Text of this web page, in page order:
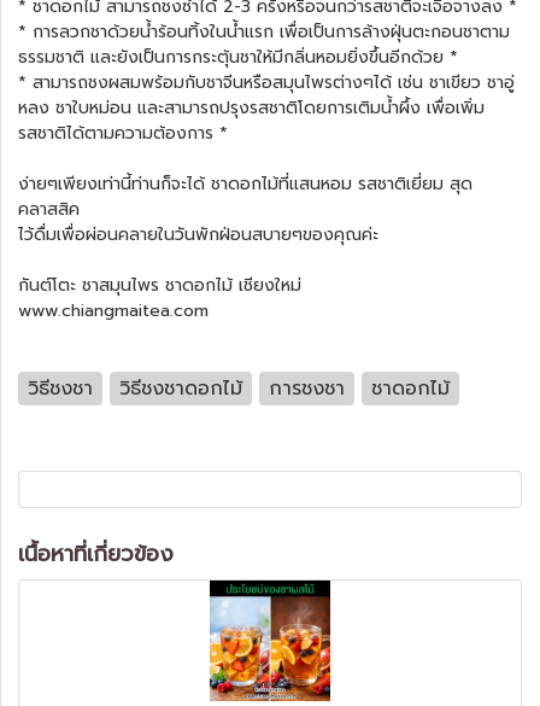
* ชาดอกไม้ สามารถชงซ้ำได้ 2-3 ครั้งหรือจนกว่ารสชาติจะเจือจางลง *
* การลวกชาด้วยน้ำร้อนทิ้งในน้ำแรก เพื่อเป็นการล้างฝุ่นตะกอนชาตาม
ธรรมชาติ และยังเป็นการกระตุ้นชาให้มีกลิ่นหอมยิ่งขึ้นอีกด้วย *
* สามารถชงผสมพร้อมกับชาจีนหรือสมุนไพรต่างๆได้ เช่น ชาเขียว ชาอู่
หลง ชาใบหม่อน และสามารถปรุงรสชาติโดยการเติมน้ำผึ้ง เพื่อเพิ่ม
รสชาติได้ตามความต้องการ *
ง่ายๆเพียงเท่านี้ท่านก็จะได้ ชาดอกไม้ที่แสนหอม รสชาติเยี่ยม สุด
คลาสสิค
ไว้ดื่มเพื่อผ่อนคลายในวันพักฝ่อนสบายๆของคุณค่ะ
กันต์โตะ ชาสมุนไพร ชาดอกไม้ เชียงใหม่
www.chiangmaitea.com
วิธีชงชา วิธีชงชาดอกไม้ การชงชา ชาดอกไม้
เนื้อหาที่เกี่ยวข้อง